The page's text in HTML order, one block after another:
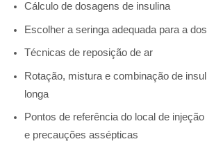
Cálculo de dosagens de insulina
Escolher a seringa adequada para a
Técnicas de reposição de ar
Rotação, mistura e combinação de
longa
Pontos de referência do local de
e precauções assépticas